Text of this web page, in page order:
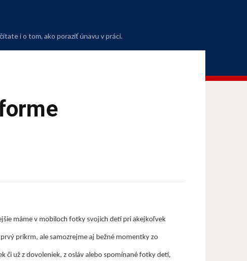
i o tom, ako poraziť únavu v práci.
máme v mobiloch fotky svojich detí pri akejkoľvek
príkrm, ale samozrejme aj bežné momentky zo
či už z dovoleniek, z osláv alebo spomínané fotky detí,